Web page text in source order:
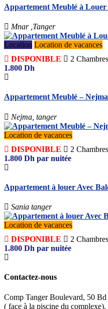
Appartement Meublé à
Mnar ,Tanger
Location Location de vacances
DISPONIBLE
2 Chambres
1.800 Dh
Appartement Meublé –
Nejma, tanger
Location de vacances
DISPONIBLE
2 Chambres
1.800 Dh par nuitée
Appartement à louer Avec
Sania tanger
Location de vacances
DISPONIBLE
2 Chambres
1.800 Dh par nuitée
Contactez-nous
Comp Tanger Boulevard, 50
( face à la piscine du complexe).